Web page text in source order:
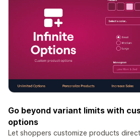
Go beyond variant limits with
options
Let shoppers customize products